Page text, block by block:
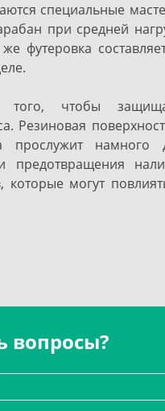
специальные
при средней
футеровка
того, чтобы
Резиновая
намного
предотвращения
которые могут
вопросы?